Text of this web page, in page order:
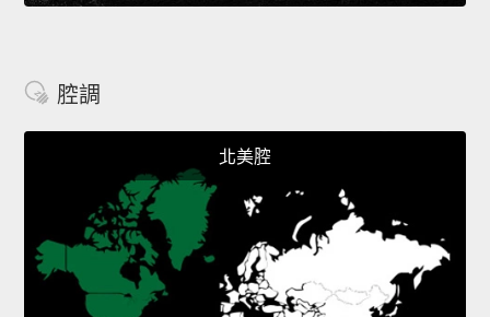
腔調
北美腔